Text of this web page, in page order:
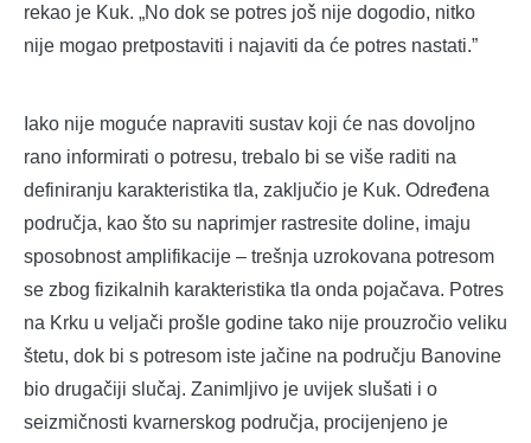
rekao je Kuk. „No dok se potres još nije dogodio, nitko
nije mogao pretpostaviti i najaviti da će potres nastati.”
Iako nije moguće napraviti sustav koji će nas dovoljno
rano informirati o potresu, trebalo bi se više raditi na
definiranju karakteristika tla, zaključio je Kuk. Određena
područja, kao što su naprimjer rastresite doline, imaju
sposobnost amplifikacije – trešnja uzrokovana potresom
se zbog fizikalnih karakteristika tla onda pojačava. Potres
na Krku u veljači prošle godine tako nije prouzročio veliku
štetu, dok bi s potresom iste jačine na području Banovine
bio drugačiji slučaj. Zanimljivo je uvijek slušati i o
seizmičnosti kvarnerskog područja, procijenjeno je